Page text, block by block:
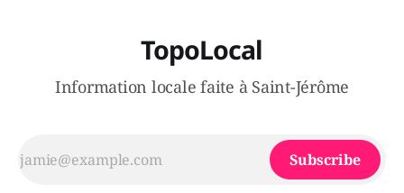
TopoLocal
Information locale faite à Saint-Jérôme
Subscribe